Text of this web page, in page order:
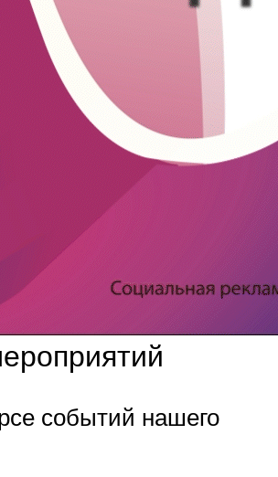
событий нашего